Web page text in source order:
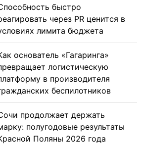
быстро
через PR ценится в
лимита бюджета
основатель «Гагаринга»
логистическую
в производителя
беспилотников
продолжает держать
полугодовые результаты
Поляны 2026 года